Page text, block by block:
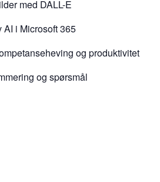
med DALL-E
AI i Microsoft 365
og produktivitet
og spørsmål